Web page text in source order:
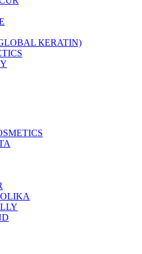
КЕRATIN)